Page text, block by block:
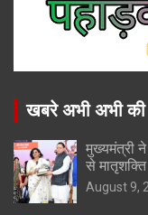
खबरे अभी अभी की
मुख्यमंत्री
से मातृशक्ति
August 9,